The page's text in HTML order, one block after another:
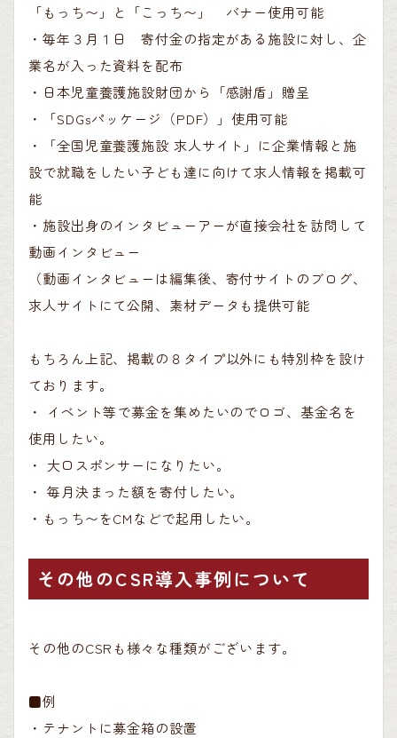
「もっち〜」と「こっち〜」 バナー使用可能
・毎年３月１日 寄付金の指定がある施設に対し、企
業名が入った資料を配布
・日本児童養護施設財団から「感謝盾」贈呈
・「SDGsパッケージ（PDF）」使用可能
・「全国児童養護施設 求人サイト」に企業情報と施
設で就職をしたい子ども達に向けて求人情報を掲載可
能
・施設出身のインタビューアーが直接会社を訪問して
動画インタビュー
（動画インタビューは編集後、寄付サイトのブログ、
求人サイトにて公開、素材データも提供可能
もちろん上記、掲載の８タイプ以外にも特別枠を設け
ております。
・ イベント等で募金を集めたいのでロゴ、基金名を
使用したい。
・ 大口スポンサーになりたい。
・ 毎月決まった額を寄付したい。
・もっち〜をCMなどで起用したい。
その他のCSR導入事例について
その他のCSRも様々な種類がございます。
■例
・テナントに募金箱の設置